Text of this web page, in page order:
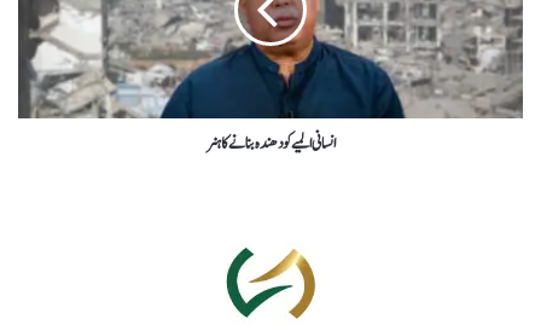
انسانی المیے کو دھندہ بنانے کا ہنر